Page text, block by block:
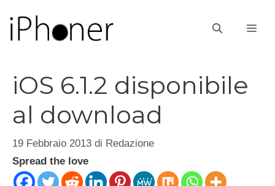
contenuto
iOS 6.1.2 disponibile
al download
19 Febbraio 2013 di Redazione
Spread the love